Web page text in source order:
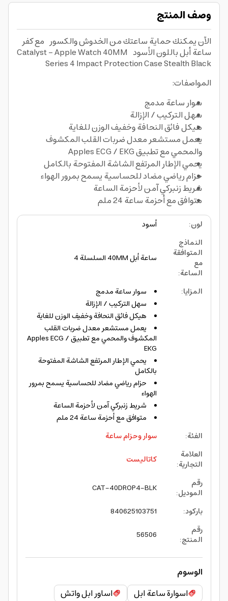
وصف المنتج
الآن يمكنك حماية ساعتك من الخدوش والكسور مع كفر
ساعة أبل باللون الأسود Catalyst - Apple Watch 40MM
Series 4 Impact Protection Case Stealth Black
المواصفات:
سوار ساعة مدمج
سهل التركيب / الإزالة
هيكل فائق النحافة وخفيف الوزن للغاية
يعمل مستشعر معدل ضربات القلب المكشوف
والمحمي مع تطبيق Apples ECG / EKG
يحمي الإطار المرتفع الشاشة المفتوحة بالكامل
حزام رياضي مضاد للحساسية يسمح بمرور الهواء
شريط زنبركي آمن لأحزمة الساعة
متوافق مع أحزمة ساعة 24 ملم
لون:
أسود
النماذج
المتوافقة
مع
الساعة:
ساعة أبل 40MM السلسلة 4
المزايا:
سوار ساعة مدمج
سهل التركيب / الإزالة
هيكل فائق النحافة وخفيف الوزن للغاية
يعمل مستشعر معدل ضربات القلب
المكشوف والمحمي مع تطبيق Apples ECG /
EKG
يحمي الإطار المرتفع الشاشة المفتوحة
بالكامل
حزام رياضي مضاد للحساسية يسمح بمرور
الهواء
شريط زنبركي آمن لأحزمة الساعة
متوافق مع أحزمة ساعة 24 ملم
الفئة:
سوار وحزام ساعة
العلامة
التجارية:
كاتاليست
رقم
الموديل:
CAT-40DROP4-BLK
باركود:
840625103751
رقم
المنتج:
56506
الوسوم
اسوارة ساعة ابل
اساور ابل واتش